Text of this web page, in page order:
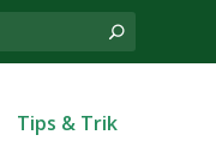
Tips & Trik